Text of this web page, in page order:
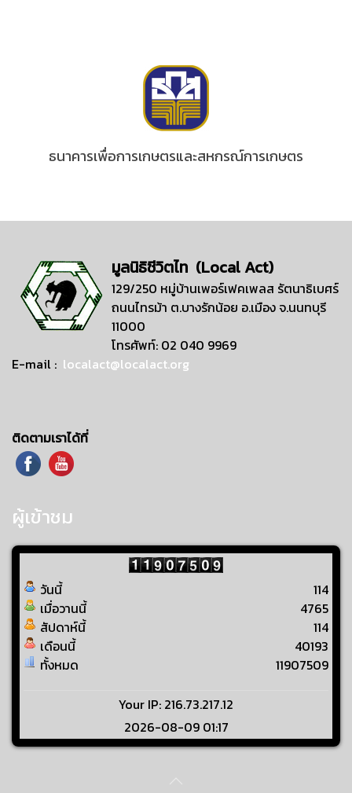
ธนาคารเพื่อการเกษตรและสหกรณ์การเกษตร
มูลนิธิชีวิตไท (Local Act)
129/250 หมู่บ้านเพอร์เฟคเพลส รัตนาธิเบศร์
ถนนไทรม้า ต.บางรักน้อย อ.เมือง จ.นนทบุรี
11000
โทรศัพท์: 02 040 9969
E-mail : localact@localact.org
ติดตามเราได้ที่
ผู้เข้าชม
วันนี้
เมื่อวานนี้
สัปดาห์นี้
เดือนนี้
ทั้งหมด
114
4765
114
40193
11907509
Your IP: 216.73.217.12
2026-08-09 01:17
Visitors Counter